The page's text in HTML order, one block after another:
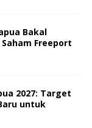
Bakal
Freeport
2027: Target
untuk